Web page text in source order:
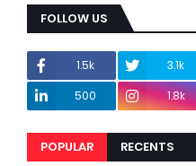
FOLLOW US
1.5k 3.1k
500
1.8k
POPULAR RECENTS